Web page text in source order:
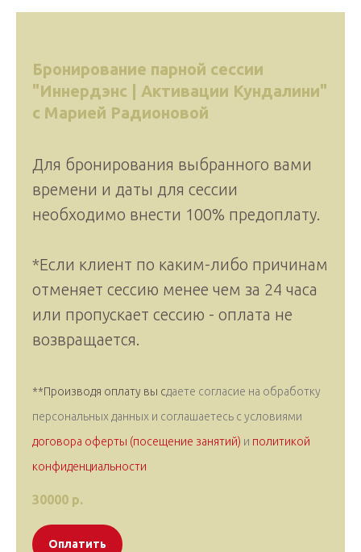
Бронирование парной сессии
"Иннердэнс | Активации Кундалини"
с Марией Радионовой
Для бронирования выбранного вами
времени и даты для сессии
необходимо внести 100% предоплату.
*Если клиент по каким-либо причинам
отменяет сессию менее чем за 24 часа
или пропускает сессию - оплата не
возвращается.
**Производя оплату вы сдаете согласие на обработку
персональных данных и соглашаетесь c условиями
договора оферты (посещение занятий) и политикой
конфиденциальности
30000 р.
Оплатить